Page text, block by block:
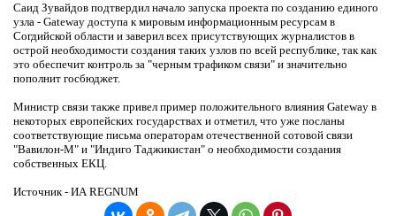
Саид Зувайдов подтвердил начало запуска проекта по созданию единого
узла - Gateway доступа к мировым информационным ресурсам в
Согдийской области и заверил всех присутствующих журналистов в
острой необходимости создания таких узлов по всей республике, так как
это обеспечит контроль за "черным трафиком связи" и значительно
пополнит госбюджет.
Министр связи также привел пример положительного влияния Gateway в
некоторых европейских государствах и отметил, что уже посланы
соответствующие письма операторам отечественной сотовой связи
"Вавилон-М" и "Индиго Таджикистан" о необходимости создания
собственных ЕКЦ.
Источник - ИА REGNUM